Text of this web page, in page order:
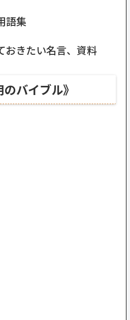
語集
おきたい名言、資料
のバイブル》